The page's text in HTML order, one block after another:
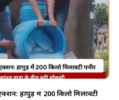
हापुड़ में 200 किलो मिलावटी